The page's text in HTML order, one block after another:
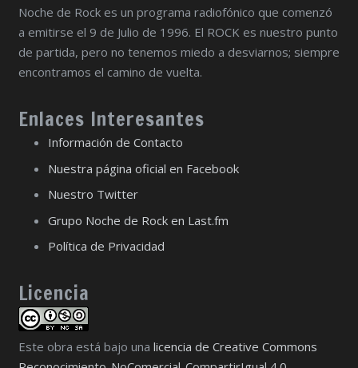
Noche de Rock es un programa radiofónico que comenzó
a emitirse el 9 de Julio de 1996. El ROCK es nuestro punto
de partida, pero no tenemos miedo a desviarnos; siempre
encontramos el camino de vuelta.
Enlaces Interesantes
Información de Contacto
Nuestra página oficial en Facebook
Nuestro Twitter
Grupo Noche de Rock en Last.fm
Política de Privacidad
Licencia
Este obra está bajo una licencia de Creative Commons